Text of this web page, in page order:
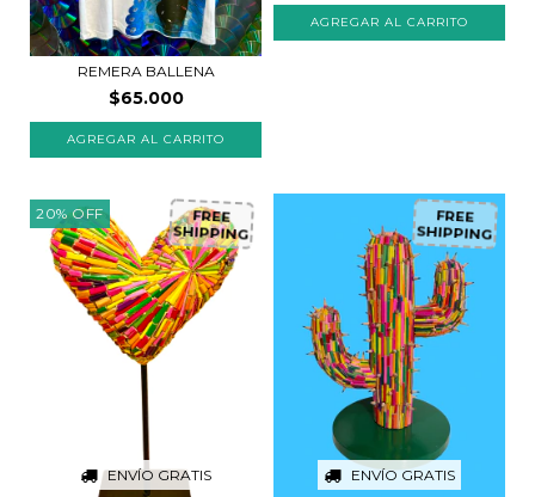
REMERA BALLENA
$65.000
20%OFF
ENVÍO GRATIS
FREE
SHIPPING
ENVÍO GRATIS
FREE
SHIPPING